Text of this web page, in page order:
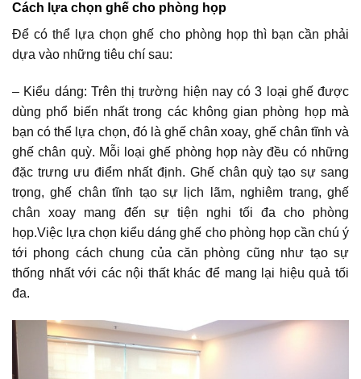
Cách lựa chọn ghế cho phòng họp
Để có thể lựa chọn ghế cho phòng họp thì bạn cần phải
dựa vào những tiêu chí sau:
– Kiểu dáng: Trên thị trường hiện nay có 3 loại ghế được
dùng phổ biến nhất trong các không gian phòng họp mà
bạn có thể lựa chọn, đó là ghế chân xoay, ghế chân tĩnh và
ghế chân quỳ. Mỗi loại ghế phòng họp này đều có những
đặc trưng ưu điểm nhất định. Ghế chân quỳ tạo sự sang
trọng, ghế chân tĩnh tạo sự lịch lãm, nghiêm trang, ghế
chân xoay mang đến sự tiện nghi tối đa cho phòng
họp.Việc lựa chọn kiểu dáng ghế cho phòng họp cần chú ý
tới phong cách chung của căn phòng cũng như tạo sự
thống nhất với các nội thất khác để mang lại hiệu quả tối
đa.